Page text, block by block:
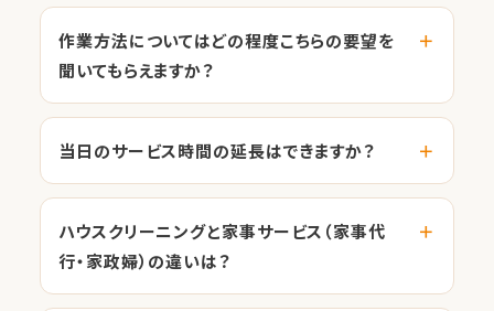
作業方法についてはどの程度こちらの要望を
聞いてもらえますか？
当日のサービス時間の延長はできますか？
ハウスクリーニングと家事サービス（家事代
行・家政婦）の違いは？